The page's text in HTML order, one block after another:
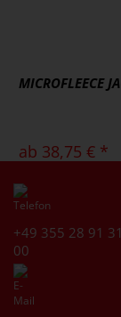
MICROFLEECE
ab 38,75 € *
* [MENGEPREIS] Stück
Art.-Nr.: 2325
+49 355 28 91
00